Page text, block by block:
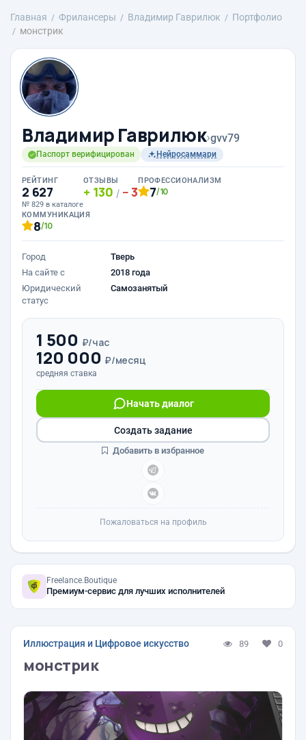
Главная Фрилансеры Владимир Гаврилюк
Портфолио
монстрик
Владимир Гаврилюк›gvv79
Паспорт верифицирован Нейросаммари
РЕЙТИНГ
2 627
№ 829 в каталоге
ОТЗЫВЫ
130 / 3
ПРОФЕССИОНАЛИЗМ
7/10
КОММУНИКАЦИЯ
8/10
Город
Тверь
На сайте с
2018 года
Юридический
статус
Самозанятый
1 500 ₽/час
120 000 ₽/месяц
средняя ставка
Начать диалог
Создать задание
Добавить в избранное
Пожаловаться на профиль
Freelance.Boutique
Премиум-сервис для лучших исполнителей
Иллюстрация и Цифровое искусство 89 0
монстрик